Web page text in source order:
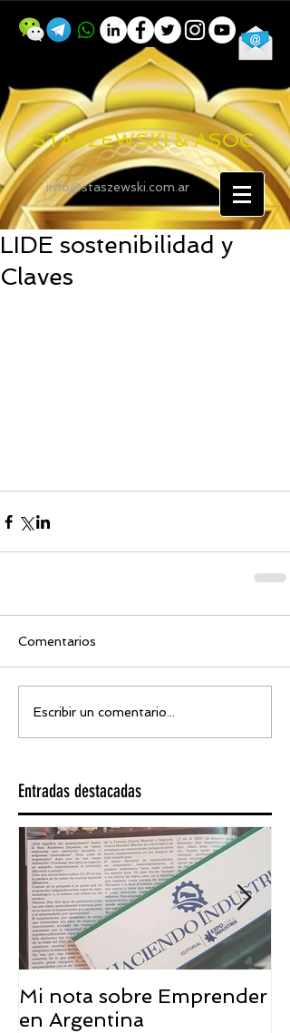
STASZEWSKI & ASOC
info@staszewski.com.ar
LIDE sostenibilidad y
Claves
Comentarios
Escribir un comentario...
Entradas destacadas
Mi nota sobre Emprender
en Argentina